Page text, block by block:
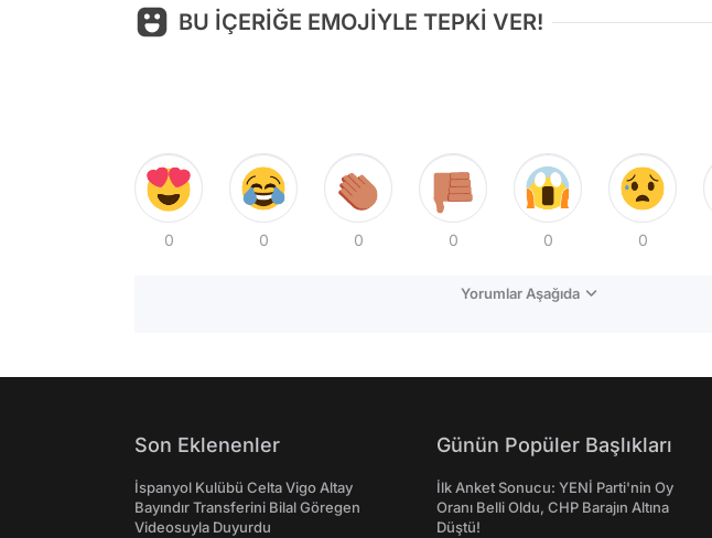
BU İÇERİĞE EMOJİYLE TEPKİ VER!
0 0 0 0 0 0
Yorumlar Aşağıda
Son Eklenenler
İspanyol Kulübü Celta Vigo Altay
Bayındır Transferini Bilal Göregen
Videosuyla Duyurdu
Günün Popüler Başlıkları
İlk Anket Sonucu: YENİ Parti'nin Oy
Oranı Belli Oldu, CHP Barajın Altına
Düştü!